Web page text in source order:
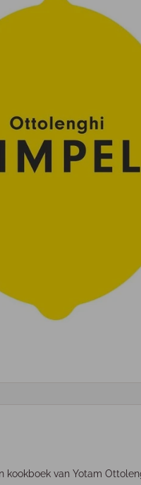
kookboek van Yotam